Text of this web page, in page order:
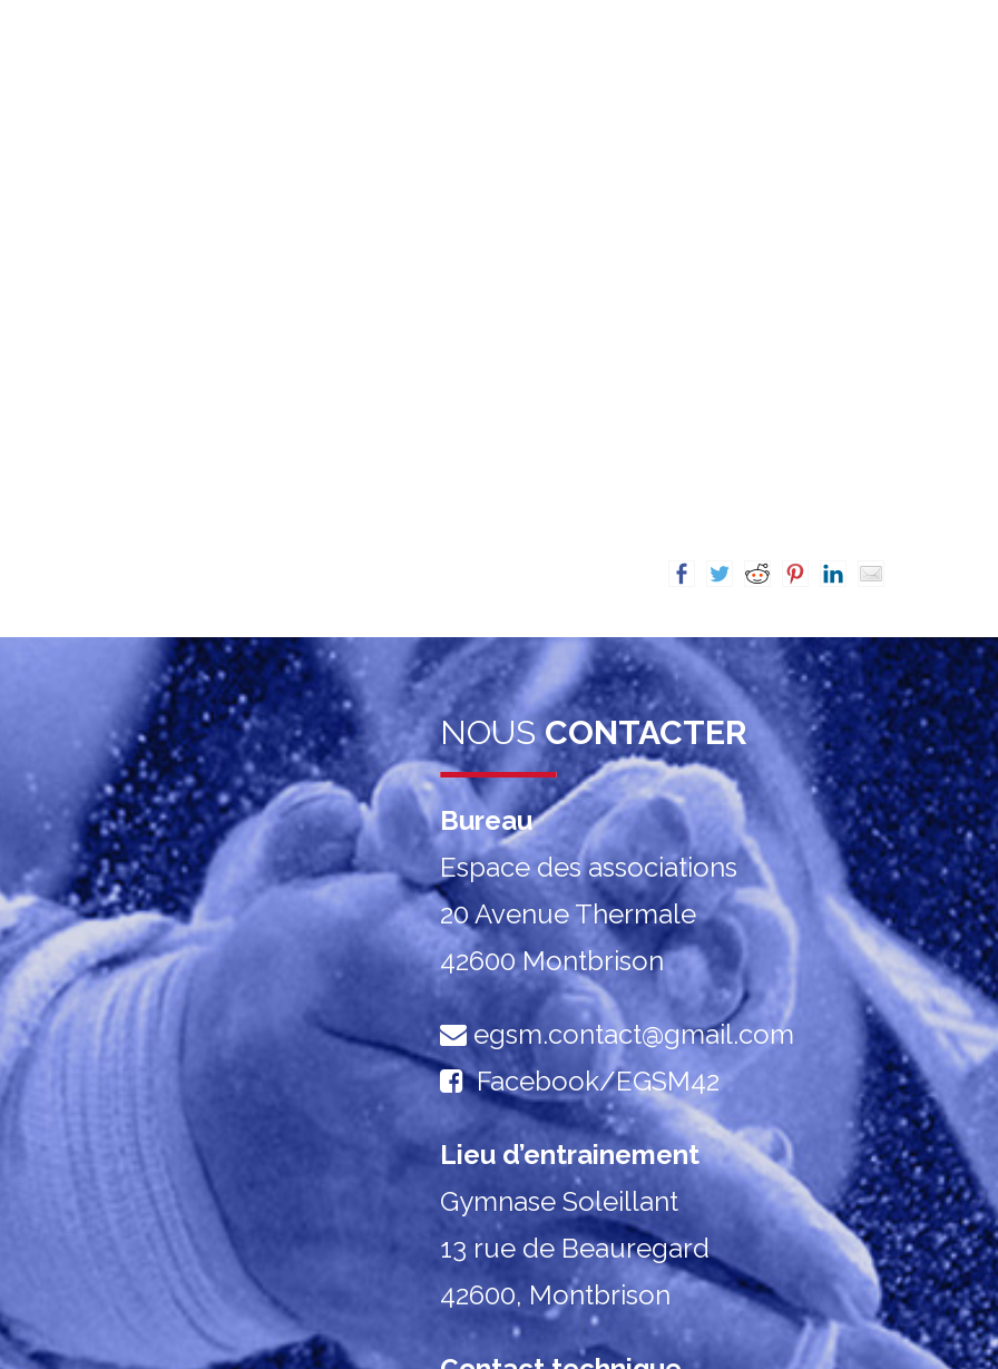
NOUSCONTACTER
Bureau
Espace des associations
20 Avenue Thermale
42600 Montbrison
egsm.contact@gmail.com
Facebook/EGSM42
Lieu d’entrainement
Gymnase Soleillant
13 rue de Beauregard
42600, Montbrison